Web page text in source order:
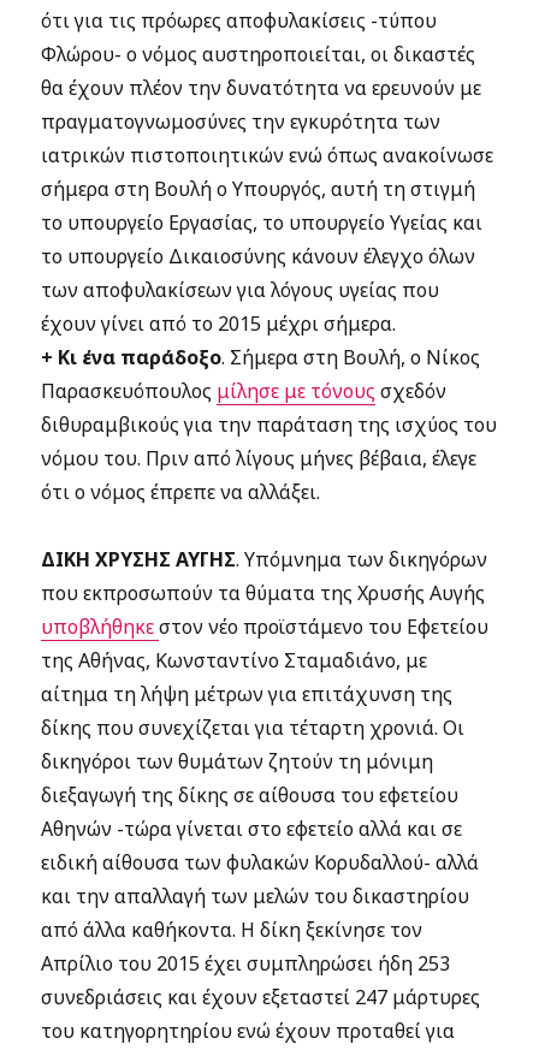
ότι για τις πρόωρες αποφυλακίσεις -τύπου
Φλώρου- ο νόμος αυστηροποιείται, οι δικαστές
θα έχουν πλέον την δυνατότητα να ερευνούν με
πραγματογνωμοσύνες την εγκυρότητα των
ιατρικών πιστοποιητικών ενώ όπως ανακοίνωσε
σήμερα στη Βουλή ο Υπουργός, αυτή τη στιγμή
το υπουργείο Εργασίας, το υπουργείο Υγείας και
το υπουργείο Δικαιοσύνης κάνουν έλεγχο όλων
των αποφυλακίσεων για λόγους υγείας που
έχουν γίνει από το 2015 μέχρι σήμερα.
+ Κι ένα παράδοξο. Σήμερα στη Βουλή, ο Νίκος
Παρασκευόπουλος μίλησε με τόνους σχεδόν
διθυραμβικούς για την παράταση της ισχύος του
νόμου του. Πριν από λίγους μήνες βέβαια, έλεγε
ότι ο νόμος έπρεπε να αλλάξει.
ΔΙΚΗ ΧΡΥΣΗΣ ΑΥΓΗΣ. Υπόμνημα των δικηγόρων
που εκπροσωπούν τα θύματα της Χρυσής Αυγής
υποβλήθηκεστον νέο προϊστάμενο του Εφετείου
της Αθήνας, Κωνσταντίνο Σταμαδιάνο, με
αίτημα τη λήψη μέτρων για επιτάχυνση της
δίκης που συνεχίζεται για τέταρτη χρονιά. Οι
δικηγόροι των θυμάτων ζητούν τη μόνιμη
διεξαγωγή της δίκης σε αίθουσα του εφετείου
Αθηνών -τώρα γίνεται στο εφετείο αλλά και σε
ειδική αίθουσα των φυλακών Κορυδαλλού- αλλά
και την απαλλαγή των μελών του δικαστηρίου
από άλλα καθήκοντα. Η δίκη ξεκίνησε τον
Απρίλιο του 2015 έχει συμπληρώσει ήδη 253
συνεδριάσεις και έχουν εξεταστεί 247 μάρτυρες
του κατηγορητηρίου ενώ έχουν προταθεί για